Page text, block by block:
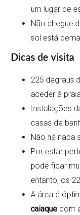
um lugar de
Não chegue
sol está
Dicas de visita
225 degraus
aceder à praia
Instalações
casas de
Não há nada
Por estar
pode ficar
entanto, os
A área é
caiaque com